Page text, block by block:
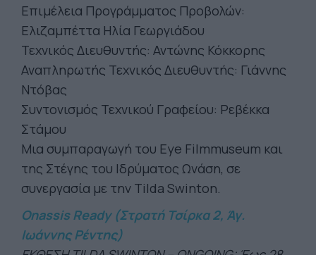
Επιμέλεια Προγράμματος Προβολών:
Ελιζαμπέττα Ηλία Γεωργιάδου
Τεχνικός Διευθυντής: Αντώνης Κόκκορης
Αναπληρωτής Τεχνικός Διευθυντής: Γιάννης
Ντόβας
Συντονισμός Τεχνικού Γραφείου: Ρεβέκκα
Στάμου
Μια συμπαραγωγή του Eye Filmmuseum και
της Στέγης του Ιδρύματος Ωνάση, σε
συνεργασία με την Tilda Swinton.
Onassis Ready(Στρατή Τσίρκα 2, Άγ.
Ιωάννης Ρέντης)